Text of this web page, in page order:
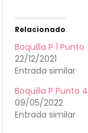
Relacionado
Boquilla P 1 Punto
22/12/2021
Entrada similar
Boquilla P Punto 4
09/05/2022
Entrada similar